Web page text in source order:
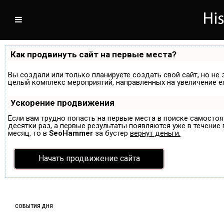
Как продвинуть сайт на первые места?
Вы создали или только планируете создать свой сайт, но
целый комплекс мероприятий, направленных на
Ускорение продвижения
Если вам трудно попасть на первые места в поиске
десятки раз, а первые результаты появляются уже в
месяц, то в SeoHammer за бустер вернут деньги.
Начать продвижение сайта
СОБЫТИЯ ДНЯ